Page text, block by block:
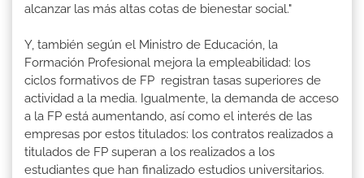
alcanzar las más altas cotas de bienestar social."
Y, también según el Ministro de Educación, la
Formación Profesional mejora la empleabilidad: los
ciclos formativos de FP registran tasas superiores de
actividad a la media. Igualmente, la demanda de acceso
a la FP está aumentando, así como el interés de las
empresas por estos titulados: los contratos realizados a
titulados de FP superan a los realizados a los
estudiantes que han finalizado estudios universitarios.